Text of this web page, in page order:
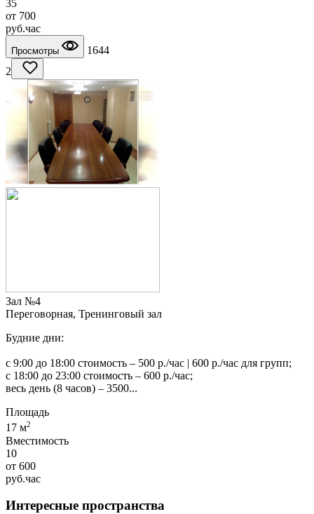
35
от 700
руб.час
Просмотры
1644
2
Зал №4
Переговорная, Тренинговый зал
Будние дни:
с 9:00 до 18:00 стоимость – 500 р./час | 600 р./час для групп;
с 18:00 до 23:00 стоимость – 600 р./час;
весь день (8 часов) – 3500...
Площадь
17 м2
Вместимость
10
от 600
руб.час
Интересные пространства